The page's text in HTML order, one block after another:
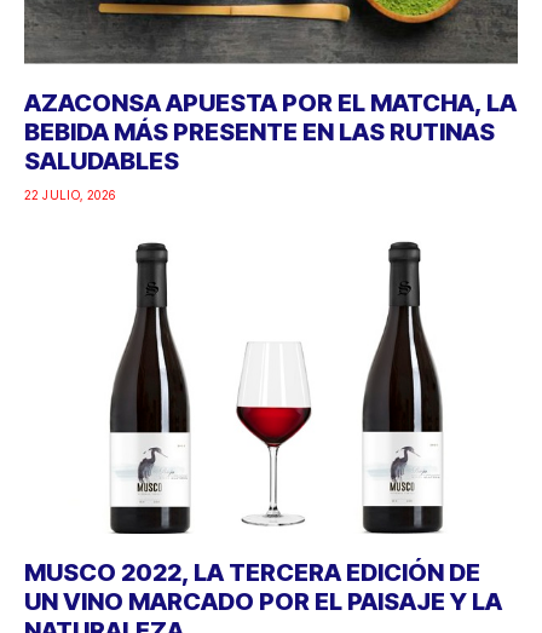
AZACONSA APUESTA POR EL MATCHA, LA
BEBIDA MÁS PRESENTE EN LAS RUTINAS
SALUDABLES
22 JULIO, 2026
MUSCO 2022, LA TERCERA EDICIÓN DE
UN VINO MARCADO POR EL PAISAJE Y LA